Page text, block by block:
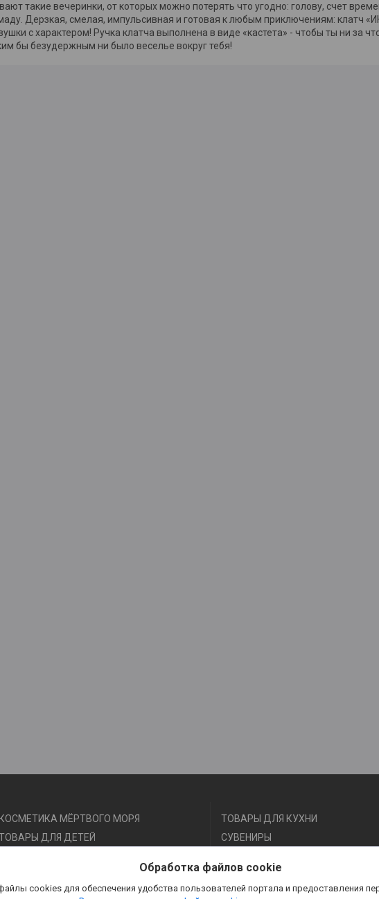
такие вечеринки, от которых можно потерять что угодно: голову, счет
Дерзкая, смелая, импульсивная и готовая к любым приключениям: клатч
с характером! Ручка клатча выполнена в виде «кастета» - чтобы ты ни за
бы безудержным ни было веселье вокруг тебя!
КОСМЕТИКА МЁРТВОГО МОРЯ
ДЛЯ ДЕТЕЙ
ТОВАРЫ ДЛЯ КРАСОТЫ И ЗДОРОВЬЯ
ТОВАРЫ ДЛЯ КУХНИ
СУВЕНИРЫ
Обработка файлов cookie
cookies для обеспечения удобства пользователей портала и предоставления